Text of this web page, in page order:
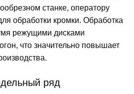
станке, оператору
обработки кромки. Обработка
режущими дисками
что значительно повышает
ряд